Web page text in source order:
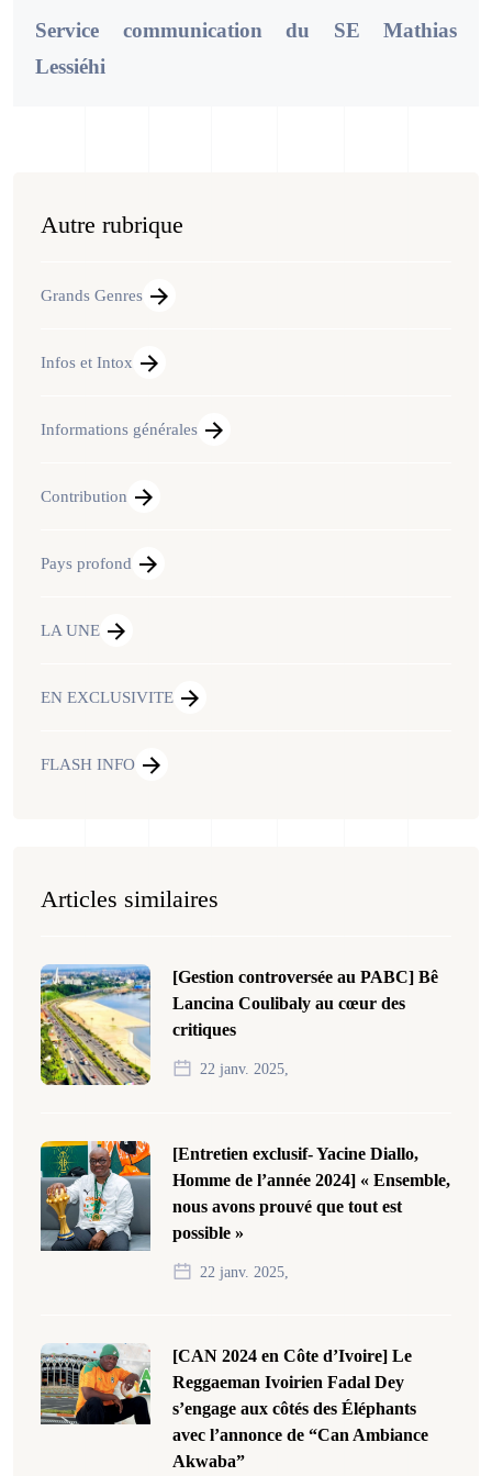
Service communication du SE Mathias
Lessiéhi
Autre rubrique
Grands Genres
Infos et Intox
Informations générales
Contribution
Pays profond
LA UNE
EN EXCLUSIVITE
FLASH INFO
Articles similaires
[Gestion controversée au PABC] Bê
Lancina Coulibaly au cœur des
critiques
22 janv. 2025,
[Entretien exclusif- Yacine Diallo,
Homme de l’année 2024] « Ensemble,
nous avons prouvé que tout est
possible »
22 janv. 2025,
[CAN 2024 en Côte d’Ivoire] Le
Reggaeman Ivoirien Fadal Dey
s’engage aux côtés des Éléphants
avec l’annonce de “Can Ambiance
Akwaba”